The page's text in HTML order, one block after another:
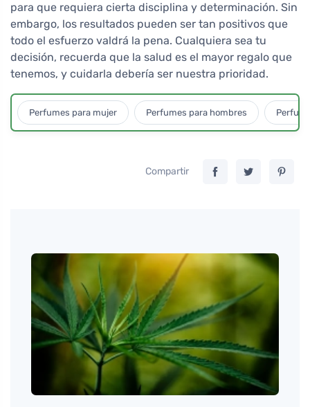
para que requiera cierta disciplina y determinación. Sin
embargo, los resultados pueden ser tan positivos que
todo el esfuerzo valdrá la pena. Cualquiera sea tu
decisión, recuerda que la salud es el mayor regalo que
tenemos, y cuidarla debería ser nuestra prioridad.
Perfumes para mujer Perfumes para hombres
Compartir